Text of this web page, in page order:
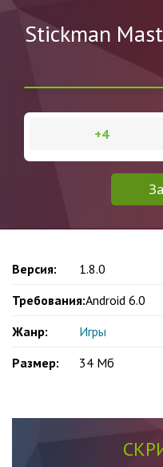
Stickman
+4
Версия:
1.8.0
Требования:Android 6.0
Жанр:
Игры
Размер:
34 Мб